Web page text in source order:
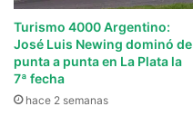
Turismo 4000 Argentino:
José Luis Newing dominó de
punta a punta en La Plata la
7ª fecha
hace 2 semanas